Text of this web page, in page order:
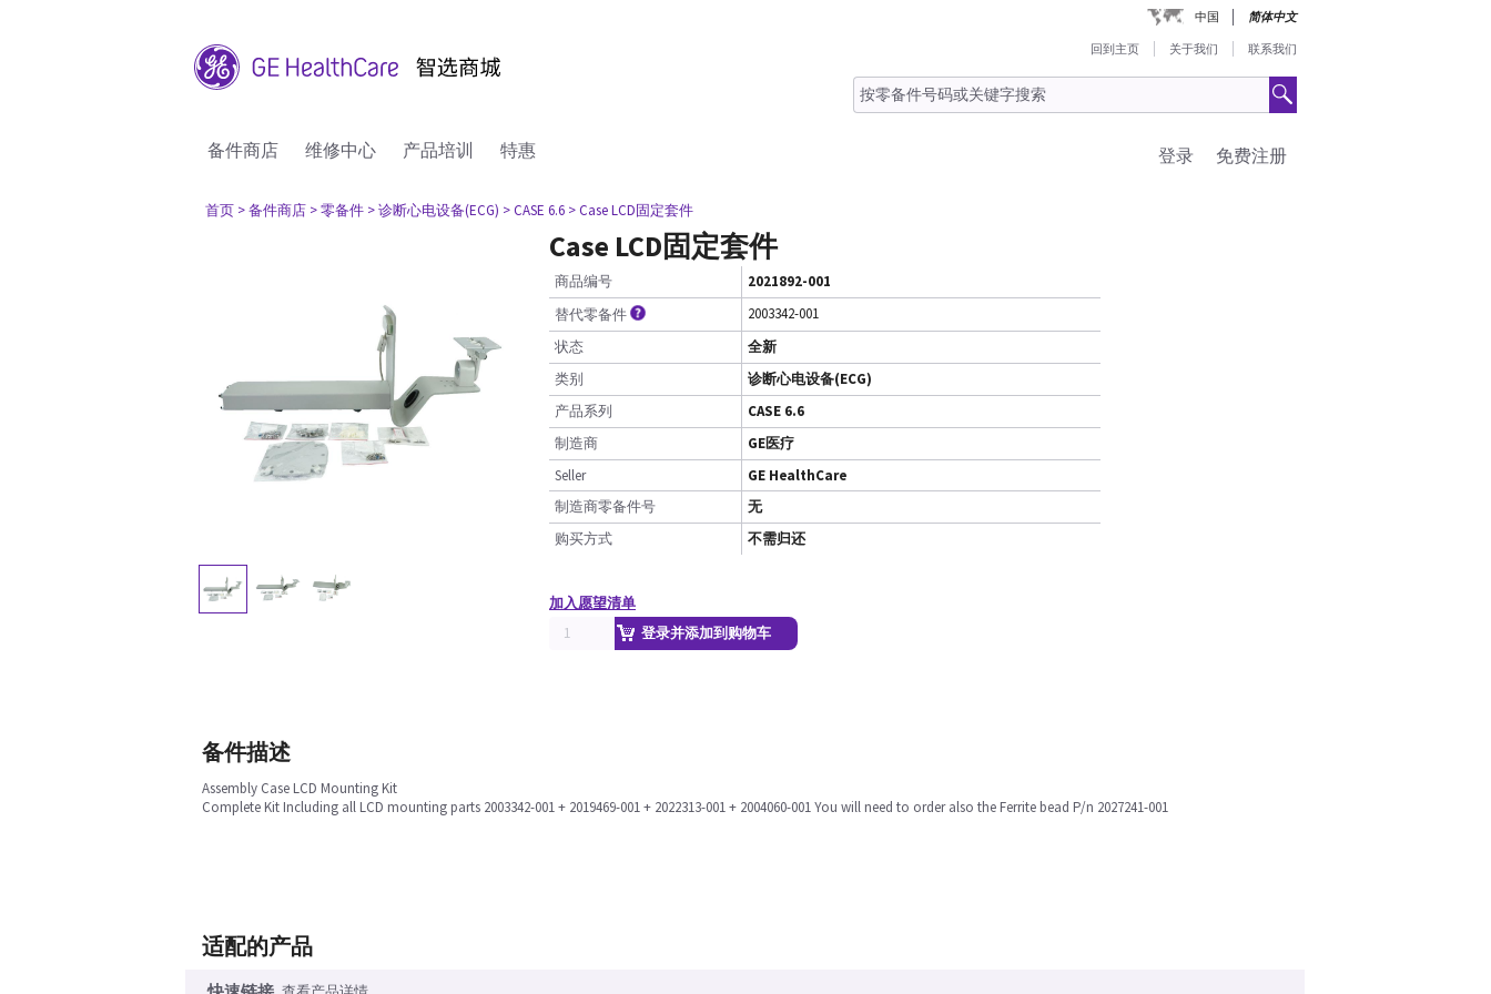
中国 简体中文
回到主页 关于我们 联系我们
备件商店 维修中心 产品培训 特惠 免费注册
登录
首页 > 备件商店 > 零备件 > 诊断心电设备(ECG) > CASE 6.6 > Case LCD固定套件
Case LCD固定套件
商品编号
2021892-001
替代零备件
2003342-001
状态
全新
类别
诊断心电设备(ECG)
产品系列
CASE 6.6
制造商
GE医疗
Seller
GE HealthCare
制造商零备件号
无
购买方式
不需归还
加入愿望清单
登录并添加到购物车
备件描述
Assembly Case LCD Mounting Kit
Complete Kit Including all LCD mounting parts 2003342-001 + 2019469-001 + 2022313-001 + 2004060-001 You will need to order also the Ferrite bead P/n 2027241-001
适配的产品